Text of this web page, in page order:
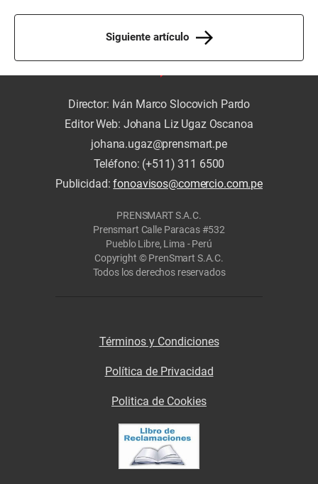
Siguiente artículo
Director: Iván Marco Slocovich Pardo
Editor Web: Johana Liz Ugaz Oscanoa
johana.ugaz@prensmart.pe
Teléfono: (+511) 311 6500
Publicidad:fonoavisos@comercio.com.pe
PRENSMART S.A.C.
Prensmart Calle Paracas #532
Pueblo Libre, Lima - Perú
Copyright © PrenSmart S.A.C.
Todos los derechos reservados
Términos y Condiciones
Política de Privacidad
Politica de Cookies